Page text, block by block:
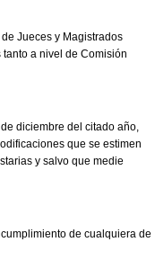
Jueces y Magistrados
a nivel de Comisión
diciembre del citado año,
que se estimen
y salvo que medie
de cualquiera de